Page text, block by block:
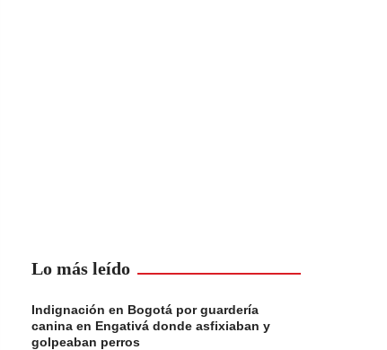
Lo más leído
Indignación en Bogotá por guardería
canina en Engativá donde asfixiaban y
golpeaban perros